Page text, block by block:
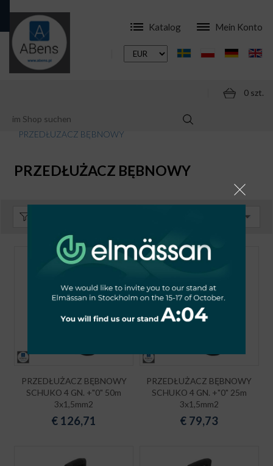
Katalog Mein Konto
0 szt.
ONLINESHOP
PRZEDŁUŻACZE
PRZEDŁUŻACZ BĘBNOWY
PRZEDŁUŻACZ BĘBNOWY
PRZEDŁUŻACZ BĘBNOWY
SCHUKO 4 GN. +"0" 50m
3x1,5mm2
€ 126,71
PRZEDŁUŻACZ BĘBNOWY
SCHUKO 4 GN. +"0" 25m
3x1,5mm2
€ 79,73